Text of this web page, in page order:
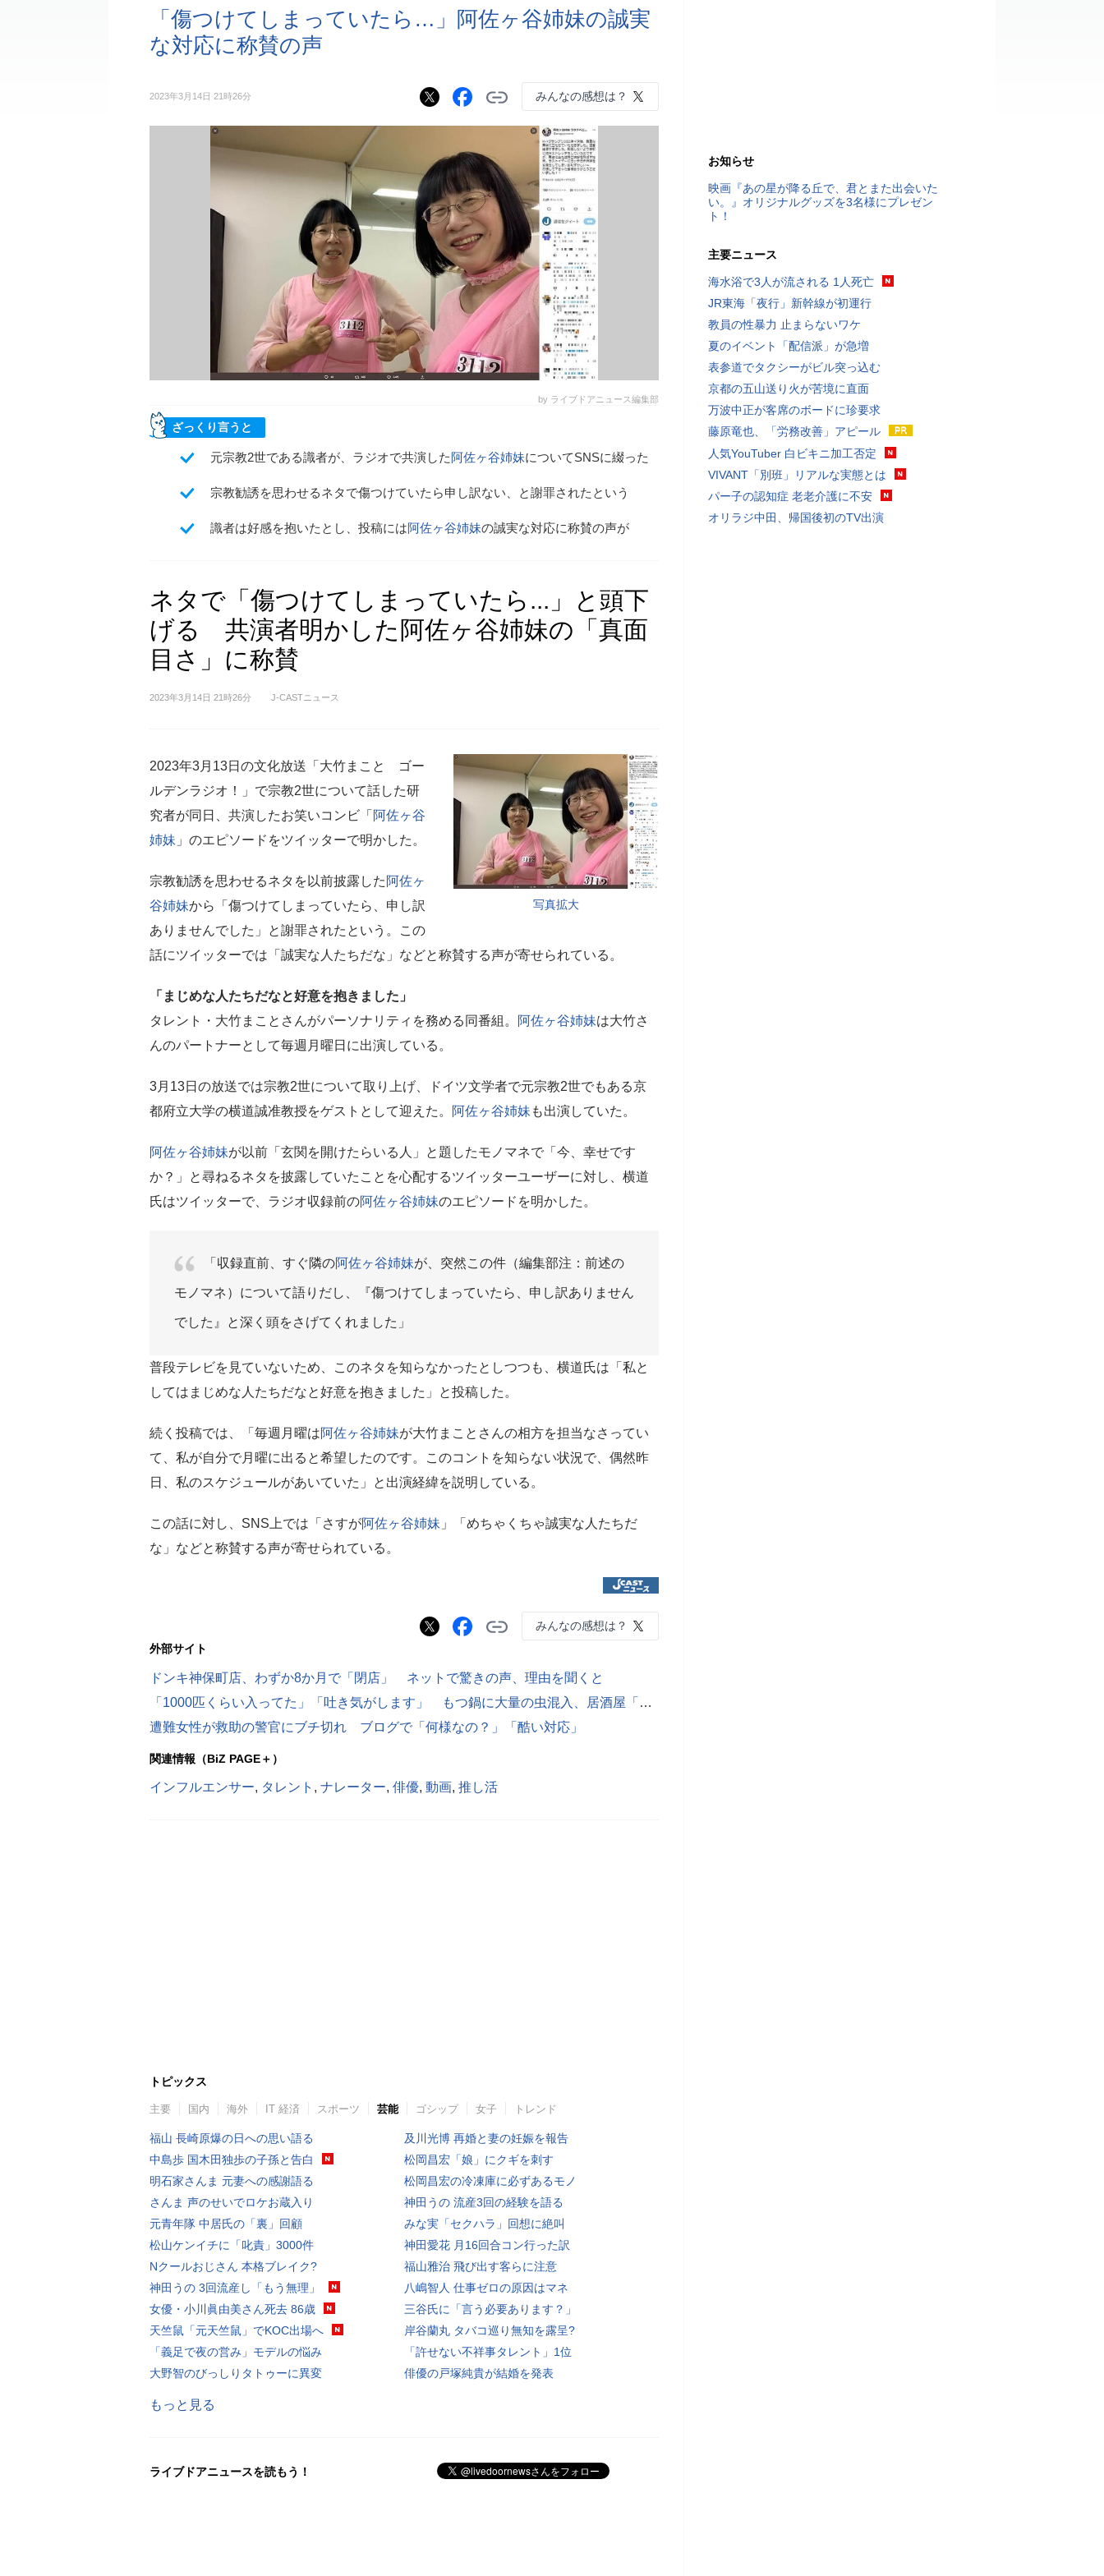
「傷つけてしまっていたら…」阿佐ヶ谷姉妹の誠実
な対応に称賛の声
2023年3月14日 21時26分 みんなの感想は？
by ライブドアニュース編集部
ざっくり言うと
元宗教2世である識者が、ラジオで共演した阿佐ヶ谷姉妹についてSNSに綴った
宗教勧誘を思わせるネタで傷つけていたら申し訳ない、と謝罪されたという
識者は好感を抱いたとし、投稿には阿佐ヶ谷姉妹の誠実な対応に称賛の声が
ネタで「傷つけてしまっていたら...」と頭下
げる 共演者明かした阿佐ヶ谷姉妹の「真面
目さ」に称賛
2023年3月14日 21時26分 J-CASTニュース
写真拡大
2023年3月13日の文化放送「大竹まこと ゴー
ルデンラジオ！」で宗教2世について話した研
究者が同日、共演したお笑いコンビ「 阿佐ヶ谷
姉妹 」のエピソードをツイッターで明かした。
宗教勧誘を思わせるネタを以前披露した 阿佐ヶ
谷姉妹から「傷つけてしまっていたら、申し訳
ありませんでした」と謝罪されたという。この
話にツイッターでは「誠実な人たちだな」などと称賛する声が寄せられている。
「まじめな人たちだなと好意を抱きました」
タレント・大竹まことさんがパーソナリティを務める同番組。
阿佐ヶ谷姉妹は大竹さ
んのパートナーとして毎週月曜日に出演している。
3月13日の放送では宗教2世について取り上げ、ドイツ文学者で元宗教2世でもある京
都府立大学の横道誠准教授をゲストとして迎えた。
阿佐ヶ谷姉妹 も出演していた。
阿佐ヶ谷姉妹が以前「玄関を開けたらいる人」と題したモノマネで「今、幸せです
か？」と尋ねるネタを披露していたことを心配するツイッターユーザーに対し、横道
氏はツイッターで、ラジオ収録前の阿佐ヶ谷姉妹のエピソードを明かした。
「収録直前、すぐ隣の阿佐ヶ谷姉妹が、突然この件（編集部注：前述の
モノマネ）について語りだし、『傷つけてしまっていたら、申し訳ありません
でした』と深く頭をさげてくれました」
普段テレビを見ていないため、このネタを知らなかったとしつつも、横道氏は「私と
してはまじめな人たちだなと好意を抱きました」と投稿した。
続く投稿では、「毎週月曜は阿佐ヶ谷姉妹が大竹まことさんの相方を担当なさってい
て、私が自分で月曜に出ると希望したのです。このコントを知らない状況で、偶然昨
日、私のスケジュールがあいていた」と出演経緯を説明している。
この話に対し、SNS上では「さすが阿佐ヶ谷姉妹 」「めちゃくちゃ誠実な人たちだ
な」などと称賛する声が寄せられている。
みんなの感想は？
外部サイト
ドンキ神保町店、わずか8か月で「閉店」 ネットで驚きの声、理由を聞くと
「1000匹くらい入ってた」「吐き気がします」 もつ鍋に大量の虫混入、居酒屋「魚民」運営会社が謝罪
遭難女性が救助の警官にブチ切れ ブログで「何様なの？」「酷い対応」
関連情報（BiZ PAGE＋）
インフルエンサー, タレント , ナレーター, 俳優, 動画, 推し活
トピックス
主要 国内 海外 IT 経済 スポーツ 芸能 ゴシップ 女子 トレンド
福山 長崎原爆の日への思い語る
中島歩 国木田独歩の子孫と告白
明石家さんま 元妻への感謝語る
さんま 声のせいでロケお蔵入り
元青年隊 中居氏の「裏」回顧
松山ケンイチに「叱責」3000件
Nクールおじさん 本格ブレイク?
神田うの 3回流産し「もう無理」
女優・小川眞由美さん死去 86歳
天竺鼠「元天竺鼠」でKOC出場へ
「義足で夜の営み」モデルの悩み
大野智のびっしりタトゥーに異変
及川光博 再婚と妻の妊娠を報告
松岡昌宏「娘」にクギを刺す
松岡昌宏の冷凍庫に必ずあるモノ
神田うの 流産3回の経験を語る
みな実「セクハラ」回想に絶叫
神田愛花 月16回合コン行った訳
福山雅治 飛び出す客らに注意
八嶋智人 仕事ゼロの原因はマネ
三谷氏に「言う必要あります？」
岸谷蘭丸 タバコ巡り無知を露呈?
「許せない不祥事タレント」1位
俳優の戸塚純貴が結婚を発表
もっと見る
ライブドアニュースを読もう！
お知らせ
映画『あの星が降る丘で、君とまた出会いた
い。』オリジナルグッズを3名様にプレゼン
ト！
主要ニュース
海水浴で3人が流される 1人死亡
JR東海「夜行」新幹線が初運行
教員の性暴力 止まらないワケ
夏のイベント「配信派」が急増
表参道でタクシーがビル突っ込む
京都の五山送り火が苦境に直面
万波中正が客席のボードに珍要求
藤原竜也、「労務改善」アピール
人気YouTuber 白ビキニ加工否定
VIVANT「別班」リアルな実態とは
パー子の認知症 老老介護に不安
オリラジ中田、帰国後初のTV出演